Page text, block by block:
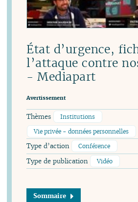
État d’urgence,
l’attaque contre
- Mediapart
Avertissement
Thèmes
Institutions
Vie privée - données personnelles
Type d’action Conférence
Type de publication Vidéo
Sommaire